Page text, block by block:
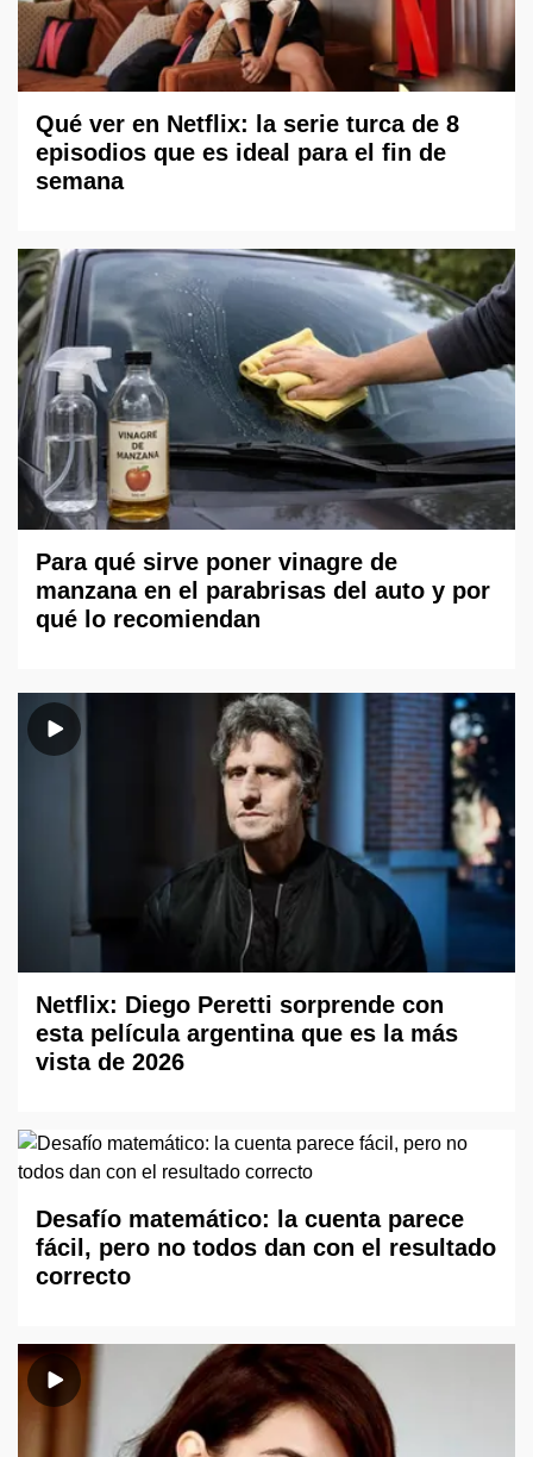
Qué ver en Netflix: la serie turca de 8
episodios que es ideal para el fin de
semana
Para qué sirve poner vinagre de
manzana en el parabrisas del auto y por
qué lo recomiendan
Netflix: Diego Peretti sorprende con
esta película argentina que es la más
vista de 2026
Desafío matemático: la cuenta parece
fácil, pero no todos dan con el resultado
correcto